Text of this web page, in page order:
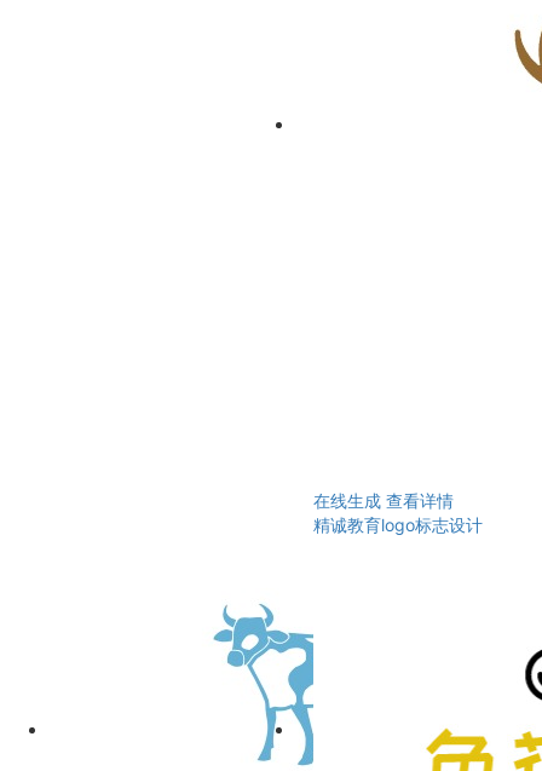
在线生成 查看详情
精诚教育logo标志设计